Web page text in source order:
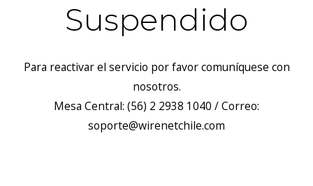
Suspendido
Para reactivar el servicio por favor comuníquese con
nosotros.
Mesa Central: (56) 2 2938 1040 / Correo:
soporte@wirenetchile.com